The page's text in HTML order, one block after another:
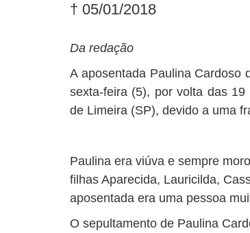
† 05/01/2018
Da redação
A aposentada Paulina Cardoso
sexta-feira (5), por volta das
de Limeira (SP), devido a uma
Paulina era viúva e sempre
filhas Aparecida, Lauricilda,
aposentada era uma pessoa
O sepultamento de Paulina